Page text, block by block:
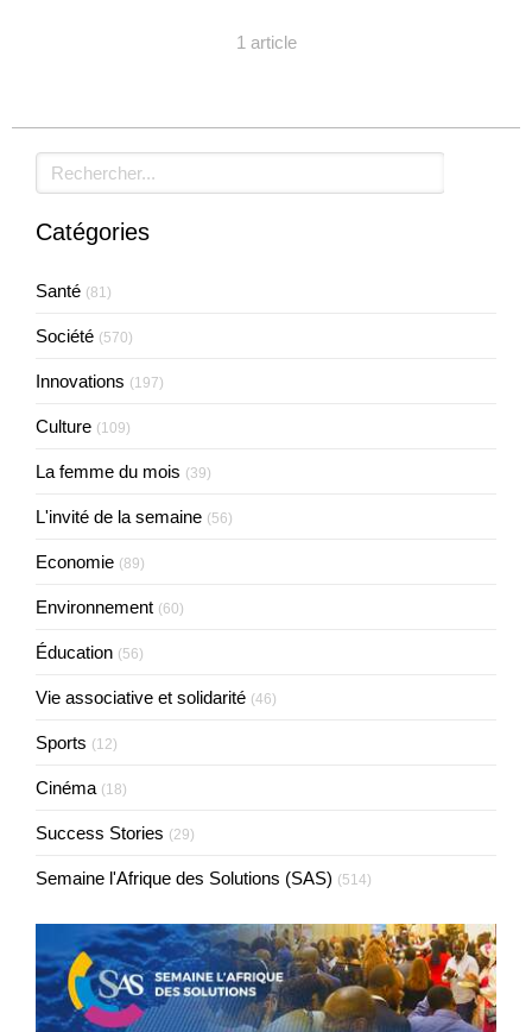
1 article
Rechercher
Catégories
Santé (81)
Société (570)
Innovations (197)
Culture (109)
La femme du mois (39)
L'invité de la semaine (56)
Economie (89)
Environnement (60)
Éducation (56)
Vie associative et solidarité (46)
Sports (12)
Cinéma (18)
Success Stories (29)
Semaine l'Afrique des Solutions (SAS) (514)